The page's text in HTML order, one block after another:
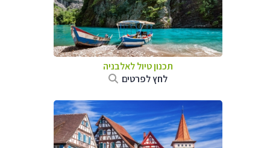
תכנון טיול לאלבניה
לחץ לפרטים